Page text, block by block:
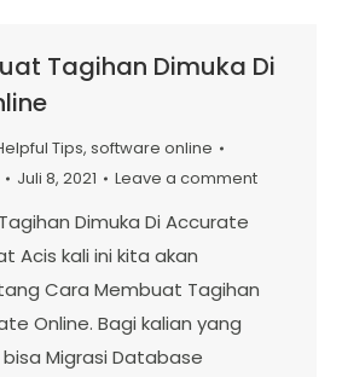
Tagihan Dimuka Di
Tips, software online
Juli 8, 2021 Leave a comment
Dimuka Di Accurate
Acis kali ini kita akan
Cara Membuat Tagihan
Online. Bagi kalian yang
Migrasi Database